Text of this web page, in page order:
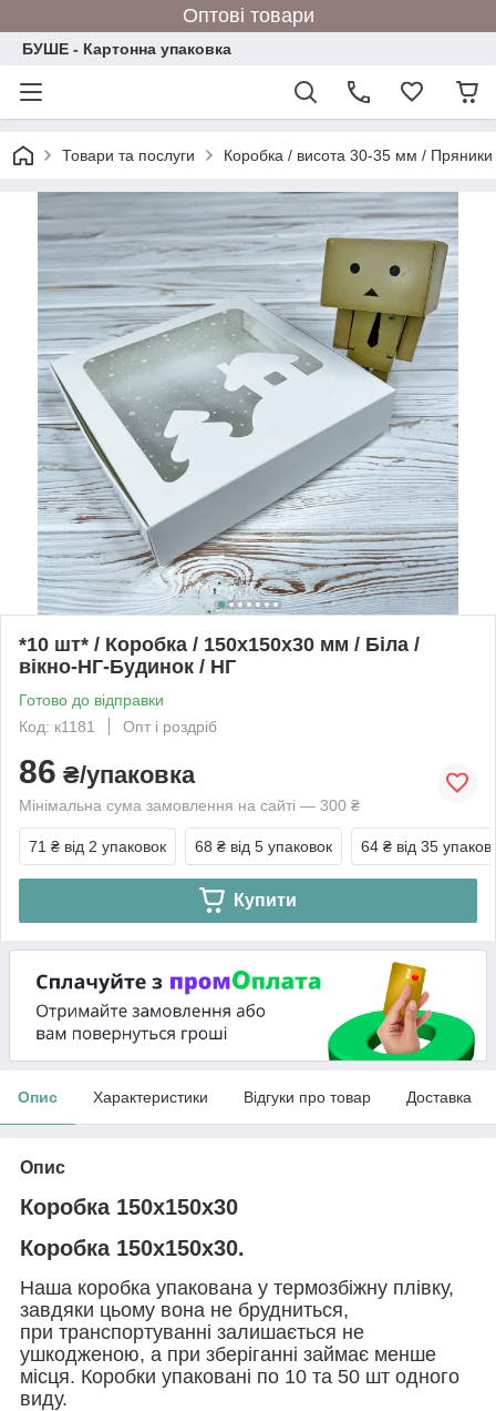
Оптові товари
БУШЕ - Картонна упаковка
Товари та послуги Коробка / висота 30-35 мм /
*10 шт* / Коробка / 150х150х30 мм / Біла /
вікно-НГ-Будинок / НГ
Готово до відправки
Код: к1181
Опт і роздріб
86 ₴/упаковка
Мінімальна сума замовлення на сайті — 300 ₴
71 ₴ від 2 упаковок 68 ₴ від 5 упаковок 64 ₴ від 35
Купити
Опис Характеристики Відгуки про товар Доставка
Опис
Коробка 150х150х30
Коробка 150х150х30.
Наша коробка упакована у термозбіжну плівку,
завдяки цьому вона не брудниться,
при транспортуванні залишається не
ушкодженою, а при зберіганні займає менше
місця. Коробки упаковані по 10 та 50 шт одного
виду.